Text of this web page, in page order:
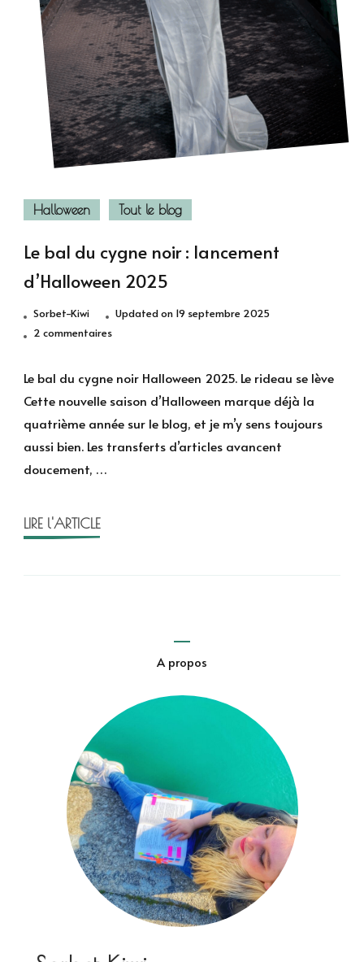
Halloween Tout le blog
Le bal du cygne noir : lancement
d’Halloween 2025
Sorbet-Kiwi Updated on 19 septembre 2025
2 commentairessur
cygne
noir
:
Le bal du cygne noir Halloween 2025. Le rideau se lève
Cette nouvelle saison d’Halloween marque déjà la
quatrième année sur le blog, et je m’y sens toujours
aussi bien. Les transferts d’articles avancent
doucement, …
LIRE l'ARTICLE
A propos